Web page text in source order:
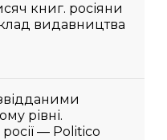
книг. росіяни
видавництва
рівні.
— Politico